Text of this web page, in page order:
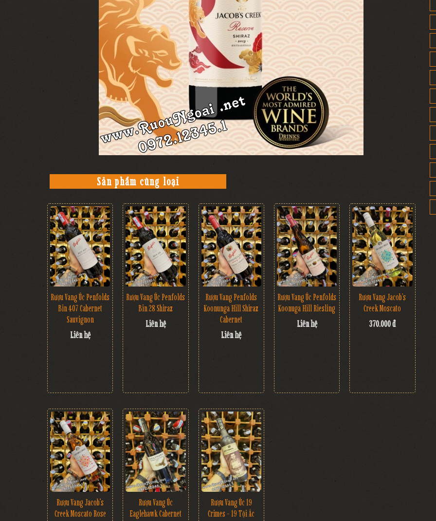
Sản phẩm cùng loại
Rượu Vang Úc Penfolds
Bin 407 Cabernet
Sauvignon
Liên hệ
Rượu Vang Úc Penfolds
Bin 28 Shiraz
Liên hệ
Rượu Vang Penfolds
Koonunga Hill Shiraz
Cabernet
Liên hệ
Rượu Vang Úc Penfolds
Koonuga Hill Riesling
Liên hệ
Rượu Vang Jacob's
Creek Moscato
370.000 đ
Rượu Vang Jacob’s
Creek Moscato Rose
Rượu Vang Úc
Eaglehawk Cabernet
Rượu Vang Úc 19
Crimes - 19 Tội Ác